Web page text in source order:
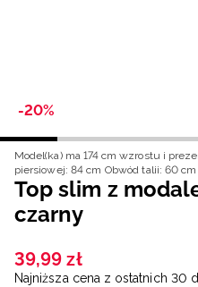
-20%
Model(ka) ma 174 cm wzrostu i
piersiowej: 84 cm Obwód talii: 60 cm
Top slim z
czarny
39,99 zł
Najniższa cena z ostatnich 30